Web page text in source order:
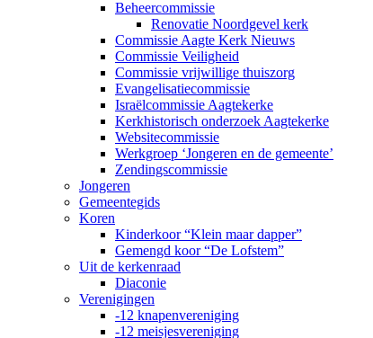
Beheercommissie
Renovatie Noordgevel kerk
Commissie Aagte Kerk Nieuws
Commissie Veiligheid
Commissie vrijwillige thuiszorg
Evangelisatiecommissie
Israëlcommissie Aagtekerke
Kerkhistorisch onderzoek Aagtekerke
Websitecommissie
Werkgroep ‘Jongeren en de gemeente’
Zendingscommissie
Jongeren
Gemeentegids
Koren
Kinderkoor “Klein maar dapper”
Gemengd koor “De Lofstem”
Uit de kerkenraad
Diaconie
Verenigingen
-12 knapenvereniging
-12 meisjesvereniging